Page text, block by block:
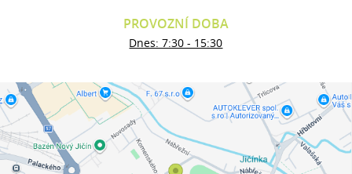
PROVOZNÍ DOBA
Dnes: 7:30 - 15:30